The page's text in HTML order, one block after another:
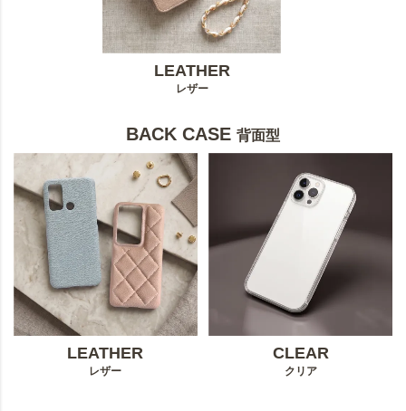
LEATHER
レザー
BACK CASE 背面型
LEATHER
レザー
CLEAR
クリア